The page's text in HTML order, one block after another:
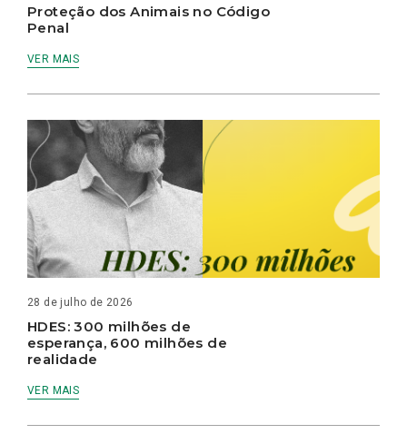
Proteção dos Animais no Código
Penal
VER MAIS
28 de julho de 2026
HDES: 300 milhões de
esperança, 600 milhões de
realidade
VER MAIS